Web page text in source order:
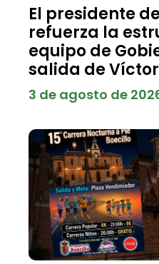
El presidente
refuerza la
equipo de
salida de
3 de agosto de